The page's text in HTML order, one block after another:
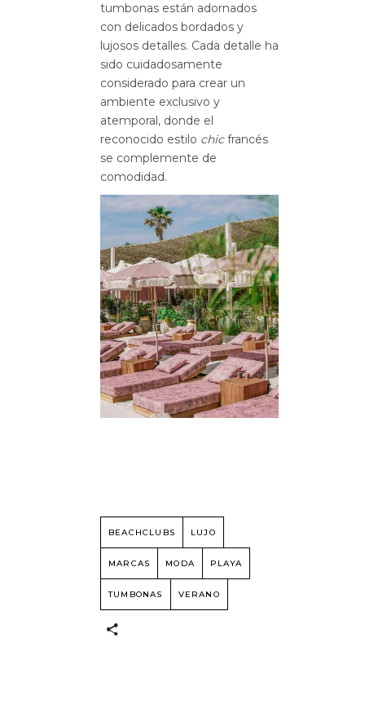
tumbonas están adornados
con delicados bordados y
lujosos detalles. Cada detalle ha
sido cuidadosamente
considerado para crear un
ambiente exclusivo y
atemporal, donde el
reconocido estilo chicfrancés
se complemente de
comodidad.
BEACHCLUBS LUJO
MARCAS MODA PLAYA
TUMBONAS VERANO